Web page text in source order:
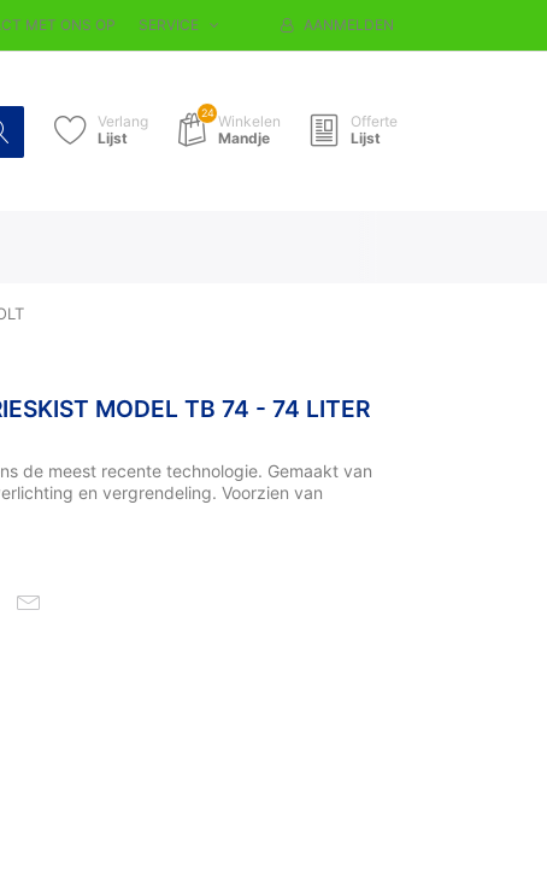
MET ONS OP SERVICE AANMELDEN
Verlang
Lijst
24 Winkelen
Mandje
Offerte
Lijst
MODEL TB 74 - 74 LITER
de meest recente technologie. Gemaakt van
en vergrendeling. Voorzien van